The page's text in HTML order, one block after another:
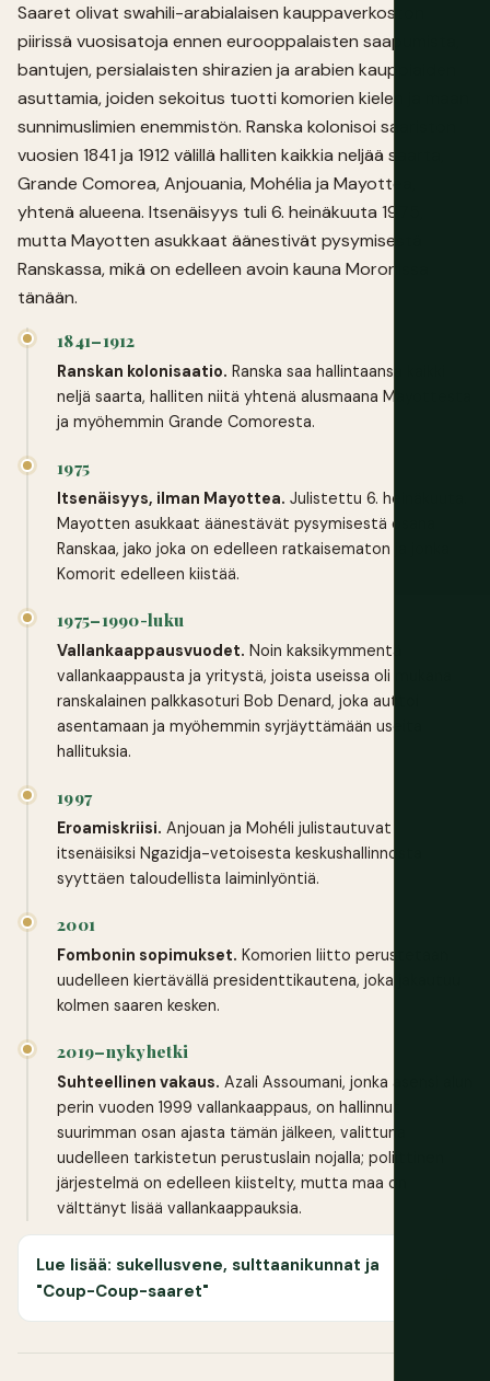
Saaret olivat swahili-arabialaisen kauppaverkoston
piirissä vuosisatoja ennen eurooppalaisten saapumista,
bantujen, persialaisten shirazien ja arabien kauppiaiden
asuttamia, joiden sekoitus tuotti komorien kielen ja maan
sunnimuslimien enemmistön. Ranska kolonisoi saariston
vuosien 1841 ja 1912 välillä halliten kaikkia neljää saarta,
Grande Comorea, Anjouania, Mohélia ja Mayottea,
yhtenä alueena. Itsenäisyys tuli 6. heinäkuuta 1975,
mutta Mayotten asukkaat äänestivät pysymisestä
Ranskassa, mikä on edelleen avoin kauna Moronissa
tänään.
1841–1912
Ranskan kolonisaatio. Ranska saa hallintaansa kaikki
neljä saarta, halliten niitä yhtenä alusmaana Mayottesta
ja myöhemmin Grande Comoresta.
1975
Itsenäisyys, ilman Mayottea. Julistettu 6. heinäkuuta.
Mayotten asukkaat äänestävät pysymisestä osana
Ranskaa, jako joka on edelleen ratkaisematon ja jonka
Komorit edelleen kiistää.
1975–1990-luku
Vallankaappausvuodet. Noin kaksikymmentä
vallankaappausta ja yritystä, joista useissa oli mukana
ranskalainen palkkasoturi Bob Denard, joka auttoi
asentamaan ja myöhemmin syrjäyttämään useita
hallituksia.
1997
Eroamiskriisi. Anjouan ja Mohéli julistautuvat
itsenäisiksi Ngazidja-vetoisesta keskushallinnosta
syyttäen taloudellista laiminlyöntiä.
2001
Fombonin sopimukset. Komorien liitto perustetaan
uudelleen kiertävällä presidenttikautena, joka jakautuu
kolmen saaren kesken.
2019–nykyhetki
Suhteellinen vakaus. Azali Assoumani, jonka asensi alun
perin vuoden 1999 vallankaappaus, on hallinnut
suurimman osan ajasta tämän jälkeen, valittuna
uudelleen tarkistetun perustuslain nojalla; poliittinen
järjestelmä on edelleen kiistelty, mutta maa on
välttänyt lisää vallankaappauksia.
Lue lisää: sukellusvene, sulttaanikunnat ja
"Coup-Coup-saaret"